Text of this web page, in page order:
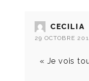
CECILIA
29 OCTOBRE
« Je vois